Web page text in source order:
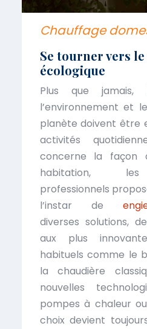
Chauffage
Se tourner vers
écologique
Plus que
l’environnement et
planète doivent être
activités
concerne la façon
habitation, les
professionnels
l’instar de
diverses solutions,
aux plus
habituels comme le
la chaudière
nouvelles
pompes à chaleur
choix devient